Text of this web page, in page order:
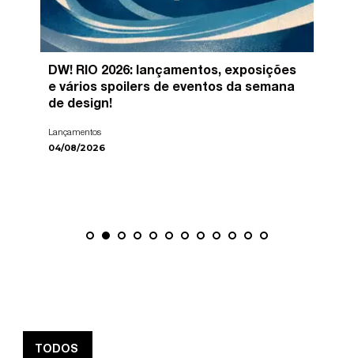
DW! RIO 2026: lançamentos, exposições
e vários spoilers de eventos da semana
de design!
Lançamentos
04/08/2026
TODOS